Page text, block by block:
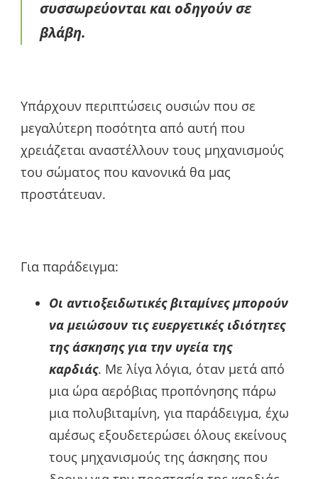
συσσωρεύονται και οδηγούν σε
βλάβη.
Υπάρχουν περιπτώσεις ουσιών που σε
μεγαλύτερη ποσότητα από αυτή που
χρειάζεται αναστέλλουν τους μηχανισμούς
του σώματος που κανονικά θα μας
προστάτευαν.
Για παράδειγμα:
Οι αντιοξειδωτικές βιταμίνες μπορούν
να μειώσουν τις ευεργετικές ιδιότητες
της άσκησης για την υγεία της
καρδιάς. Με λίγα λόγια, όταν μετά από
μια ώρα αερόβιας προπόνησης πάρω
μια πολυβιταμίνη, για παράδειγμα, έχω
αμέσως εξουδετερώσει όλους εκείνους
τους μηχανισμούς της άσκησης που